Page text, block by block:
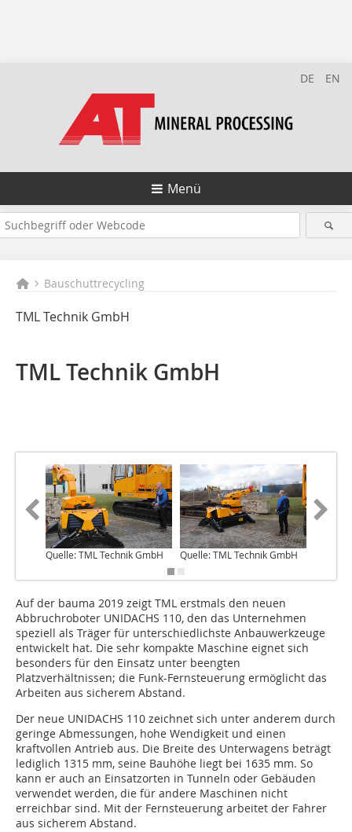
DE EN
Menü
Bauschuttrecycling
TML Technik GmbH
TML Technik GmbH
Quelle: TML Technik GmbH Quelle: TML Technik GmbH
Auf der bauma 2019 zeigt TML erstmals den neuen
Abbruchroboter UNIDACHS 110, den das Unternehmen
speziell als Träger für unterschiedlichste Anbauwerkzeuge
entwickelt hat. Die sehr kompakte Maschine eignet sich
besonders für den Einsatz unter beengten
Platzverhältnissen; die Funk-Fernsteuerung ermöglicht das
Arbeiten aus sicherem Abstand.
Der neue UNIDACHS 110 zeichnet sich unter anderem durch
geringe Abmessungen, hohe Wendigkeit und einen
kraftvollen Antrieb aus. Die Breite des Unterwagens beträgt
lediglich 1315 mm, seine Bauhöhe liegt bei 1635 mm. So
kann er auch an Einsatzorten in Tunneln oder Gebäuden
verwendet werden, die für andere Maschinen nicht
erreichbar sind. Mit der Fernsteuerung arbeitet der Fahrer
aus sicherem Abstand.